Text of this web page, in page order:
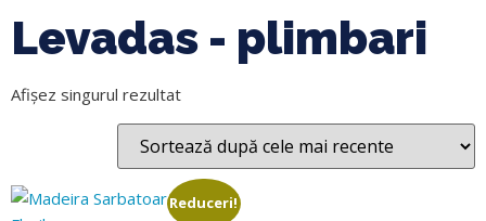
Levadas - plimbari
Afișez singurul rezultat
Reduceri!